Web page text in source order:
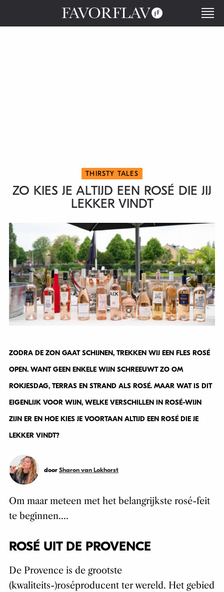
THIRSTY TALES
ZO KIES JE ALTIJD EEN ROSÉ DIE JIJ
LEKKER VINDT
ZODRA DE ZON GAAT SCHIJNEN, TREKKEN WIJ EEN FLES ROSÉ
OPEN. WANT GEEN ENKELE WIJN SCHREEUWT ZO OM
ROKJESDAG, TERRAS EN STRAND ALS ROSÉ. MAAR WAT IS DIT
EIGENLIJK VOOR WIJN, WELKE VERSCHILLEN IN ROSÉ-WIJN
ZIJN ER EN HOE KIES JE VOORTAAN ALTIJD EEN ROSÉ DIE JE
LEKKER VINDT?
door Sharon van Lokhorst
Om maar meteen met het belangrijkste rosé-feit
te beginnen….
ROSÉ UIT DE PROVENCE
De Provence is de grootste
(kwaliteits-)roséproducent ter wereld. Het gebied